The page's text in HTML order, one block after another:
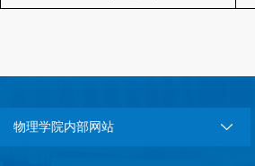
物理学院内部网站